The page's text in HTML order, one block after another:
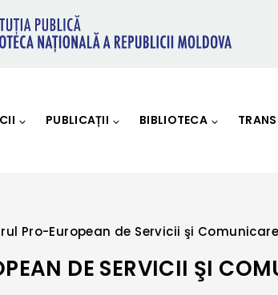
PUBLICAȚII BIBLIOTECA
Pro-European de Servicii şi Comunicare
DE SERVICII ŞI